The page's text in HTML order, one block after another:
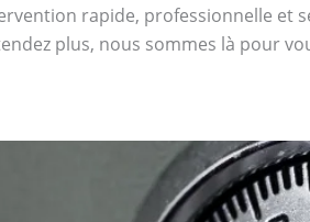
rapide, professionnelle et
plus, nous sommes là pour